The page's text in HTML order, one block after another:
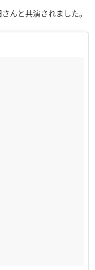
んと共演されました。